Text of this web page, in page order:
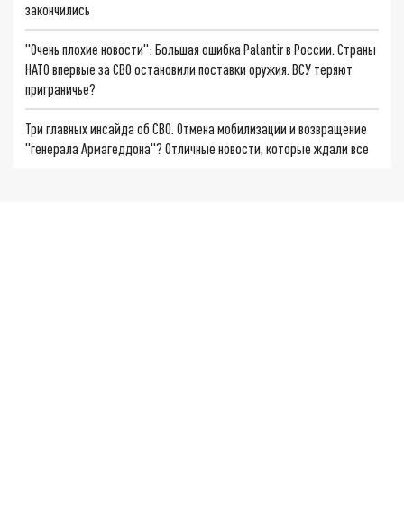
закончились
"Очень плохие новости": Большая ошибка Palantir в России. Страны
НАТО впервые за СВО остановили поставки оружия. ВСУ теряют
приграничье?
Три главных инсайда об СВО. Отмена мобилизации и возвращение
"генерала Армагеддона"? Отличные новости, которые ждали все